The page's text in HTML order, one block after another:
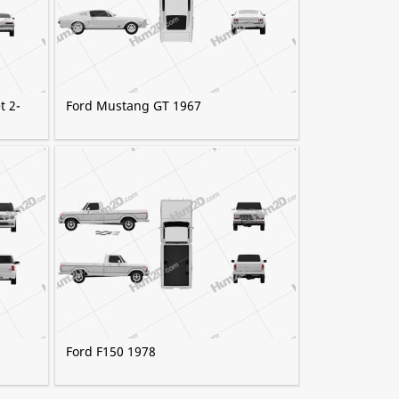
2- Ford Mustang GT 1967
Ford F150 1978